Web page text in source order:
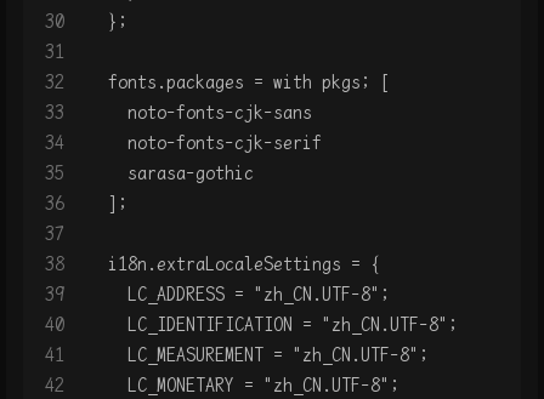
30
31
32
33
34
35
36
37
38
39
40
41
42
  };
  fonts.packages = with pkgs; [
    noto-fonts-cjk-sans
    noto-fonts-cjk-serif
    sarasa-gothic
  ];
  i18n.extraLocaleSettings = {
    LC_ADDRESS = "zh_CN.UTF-8";
    LC_IDENTIFICATION = "zh_CN.UTF-8";
    LC_MEASUREMENT = "zh_CN.UTF-8";
    LC_MONETARY = "zh_CN.UTF-8";